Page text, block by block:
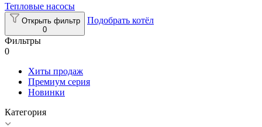
Тепловые насосы
Открыть фильтр
0
Подобрать котёл
Фильтры
0
Хиты продаж
Премиум серия
Новинки
Категория